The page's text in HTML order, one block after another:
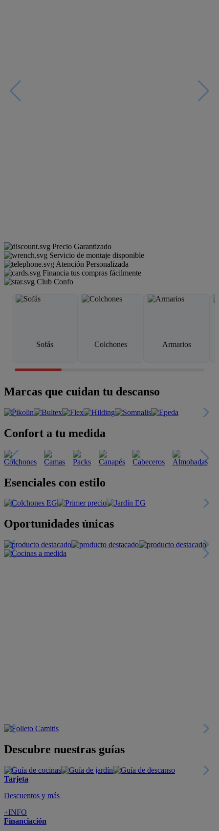
Precio Garantizado
Servicio de montaje disponible
Atención Personalizada
Financia tus compras fácilmente
Club Confo
Sofás Colchones Armarios
Marcas que cuidan tu descanso
Confort a tu medida
Esenciales con estilo
Oportunidades únicas
Descubre nuestras guías
Tarjeta
Descuentos y más
+INFO
Financiación